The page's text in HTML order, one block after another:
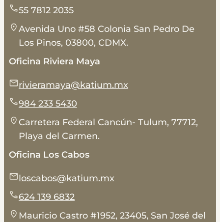
55 7812 2035
Avenida Uno #58 Colonia San Pedro De
Los Pinos, 03800, CDMX.
Oficina Riviera Maya
rivieramaya@katium.mx
984 233 5430
Carretera Federal Cancún- Tulum, 77712,
Playa del Carmen.
Oficina Los Cabos
loscabos@katium.mx
624 139 6832
Mauricio Castro #1952, 23405, San José del